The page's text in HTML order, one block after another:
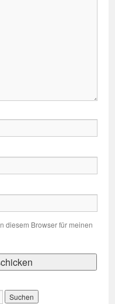
diesem Browser für meinen